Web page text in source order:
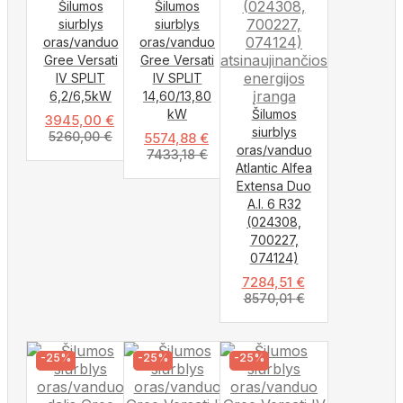
Šilumos
siurblys
oras/vanduo
Gree Versati
IV SPLIT
6,2/6,5kW
3945,00 €
5260,00€
Šilumos
siurblys
oras/vanduo
Gree Versati
IV SPLIT
14,60/13,80
kW
5574,88 €
7433,18€
Šilumos
siurblys
oras/vanduo
Atlantic Alfea
Extensa Duo
A.I. 6 R32
(024308,
700227,
074124)
7284,51 €
8570,01€
-25% -25% -25%